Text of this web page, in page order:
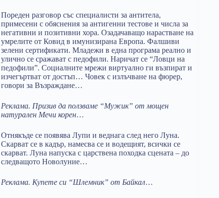
Пореден разговор със специалисти за антитела,
примесени с обяснения за антигенни тестове и числа за
негативни и позитивни хора. Озадачаващо нарастване на
умрелите от Ковид в имунизирана Европа. Фалшиви
зелени сертификати. Младежи в една програма реално и
улично се сражават с педофили. Наричат се “Ловци на
педофили”. Социалните мрежи виртуално ги възпират и
изчегъртват от достъп… Човек с излъчване на фюрер,
говори за Възраждане…
Реклама. Призив да ползваме “Мужик” от мощен
натурален Мечи корен…
Отнякъде се появява Лупи и веднага след него Луна.
Скарват се в кадър, намесва се и водещият, всички се
скарват. Луна напуска с царствена походка сцената – до
следващото Новолуние…
Реклама. Купете си “Шлемник” от Байкал…